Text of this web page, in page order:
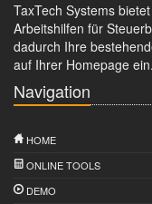
TaxTech Systems
Arbeitshilfen für
dadurch Ihre
auf Ihrer Homepage ein.
Navigation
HOME
ONLINE TOOLS
DEMO